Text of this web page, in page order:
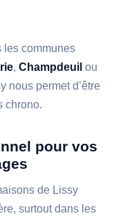
les communes
,Champdeuil ou
nous permet d’être
chrono.
pour vos
de Lissy
surtout dans les